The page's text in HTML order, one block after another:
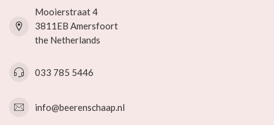
Mooierstraat 4
3811EB Amersfoort
the Netherlands
033 785 5446
info@beerenschaap.nl